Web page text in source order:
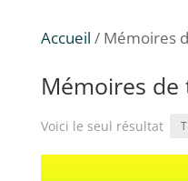
Accueil / Mémoires
Mémoires
Voici le seul résultat